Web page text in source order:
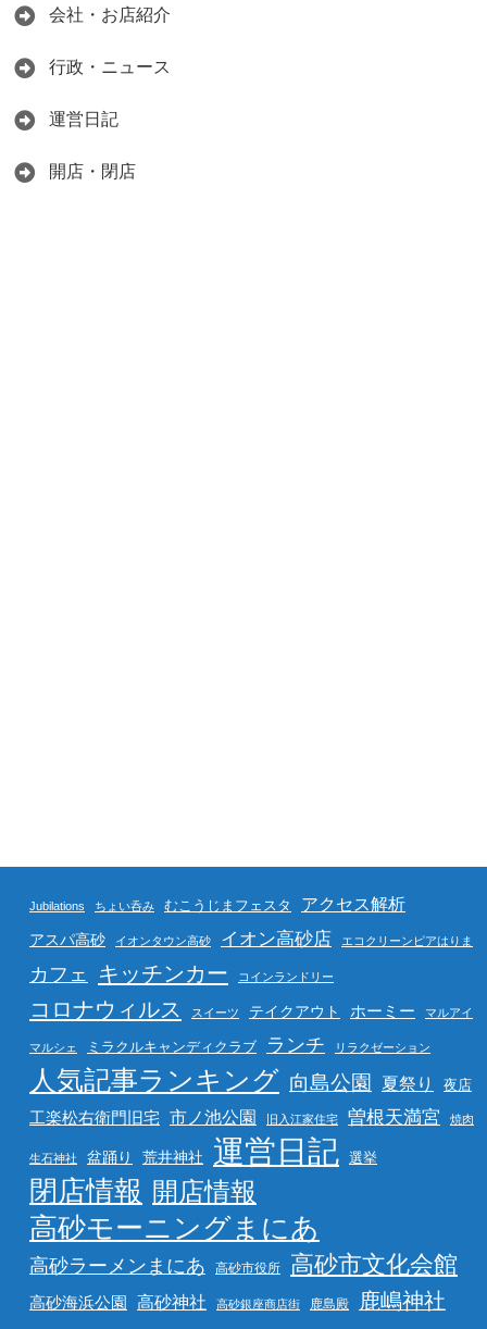
会社・お店紹介
行政・ニュース
運営日記
開店・閉店
Jubilations ちょい呑み むこうじまフェスタ アクセス解析
アスパ高砂 イオンタウン高砂 イオン高砂店 エコクリーンピアはりま
カフェ キッチンカー コインランドリー
コロナウィルス スイーツ テイクアウト ホーミー マルアイ
マルシェ ミラクルキャンディクラブ ランチ リラクゼーション
人気記事ランキング 向島公園 夏祭り 夜店
工楽松右衛門旧宅 市ノ池公園 旧入江家住宅 曽根天満宮 焼肉
生石神社 盆踊り 荒井神社 運営日記 選挙
閉店情報 開店情報
高砂モーニングまにあ
高砂ラーメンまにあ 高砂市役所 高砂市文化会館
高砂海浜公園 高砂神社 高砂銀座商店街 鹿島殿 鹿嶋神社